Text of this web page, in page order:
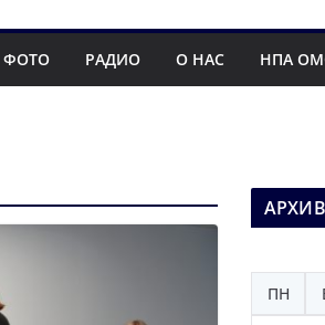
ФОТО РАДИО О НАС НПА
ПН